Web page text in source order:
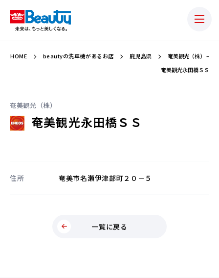
HOME beautyの洗車機があるお店 鹿児島県
奄美観光（株） –
奄美観光永田橋ＳＳ
奄美観光（株）
奄美観光永田橋ＳＳ
住所 奄美市名瀬伊津部町２０－５
一覧に戻る